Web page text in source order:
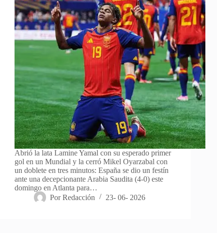
Abrió la lata Lamine Yamal con su esperado primer
gol en un Mundial y la cerró Mikel Oyarzabal con
un doblete en tres minutos: España se dio un festín
ante una decepcionante Arabia Saudita (4-0) este
domingo en Atlanta para…
Por Redacción 23- 06- 2026